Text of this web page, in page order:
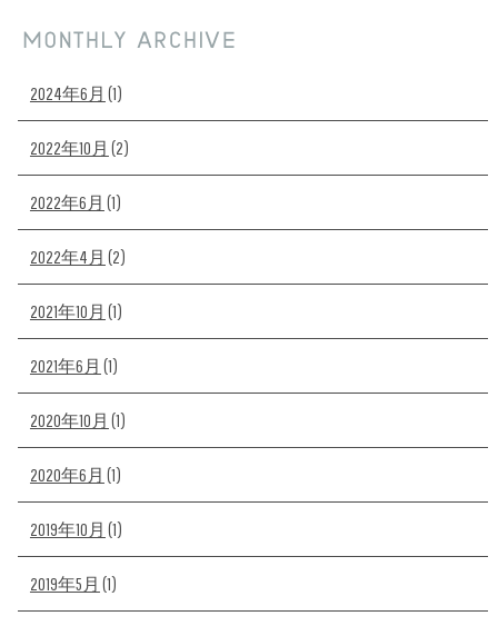
2024年6月 (1)
2022年10月 (2)
2022年6月 (1)
2022年4月 (2)
2021年10月 (1)
2021年6月 (1)
2020年10月 (1)
2020年6月 (1)
2019年10月 (1)
2019年5月 (1)